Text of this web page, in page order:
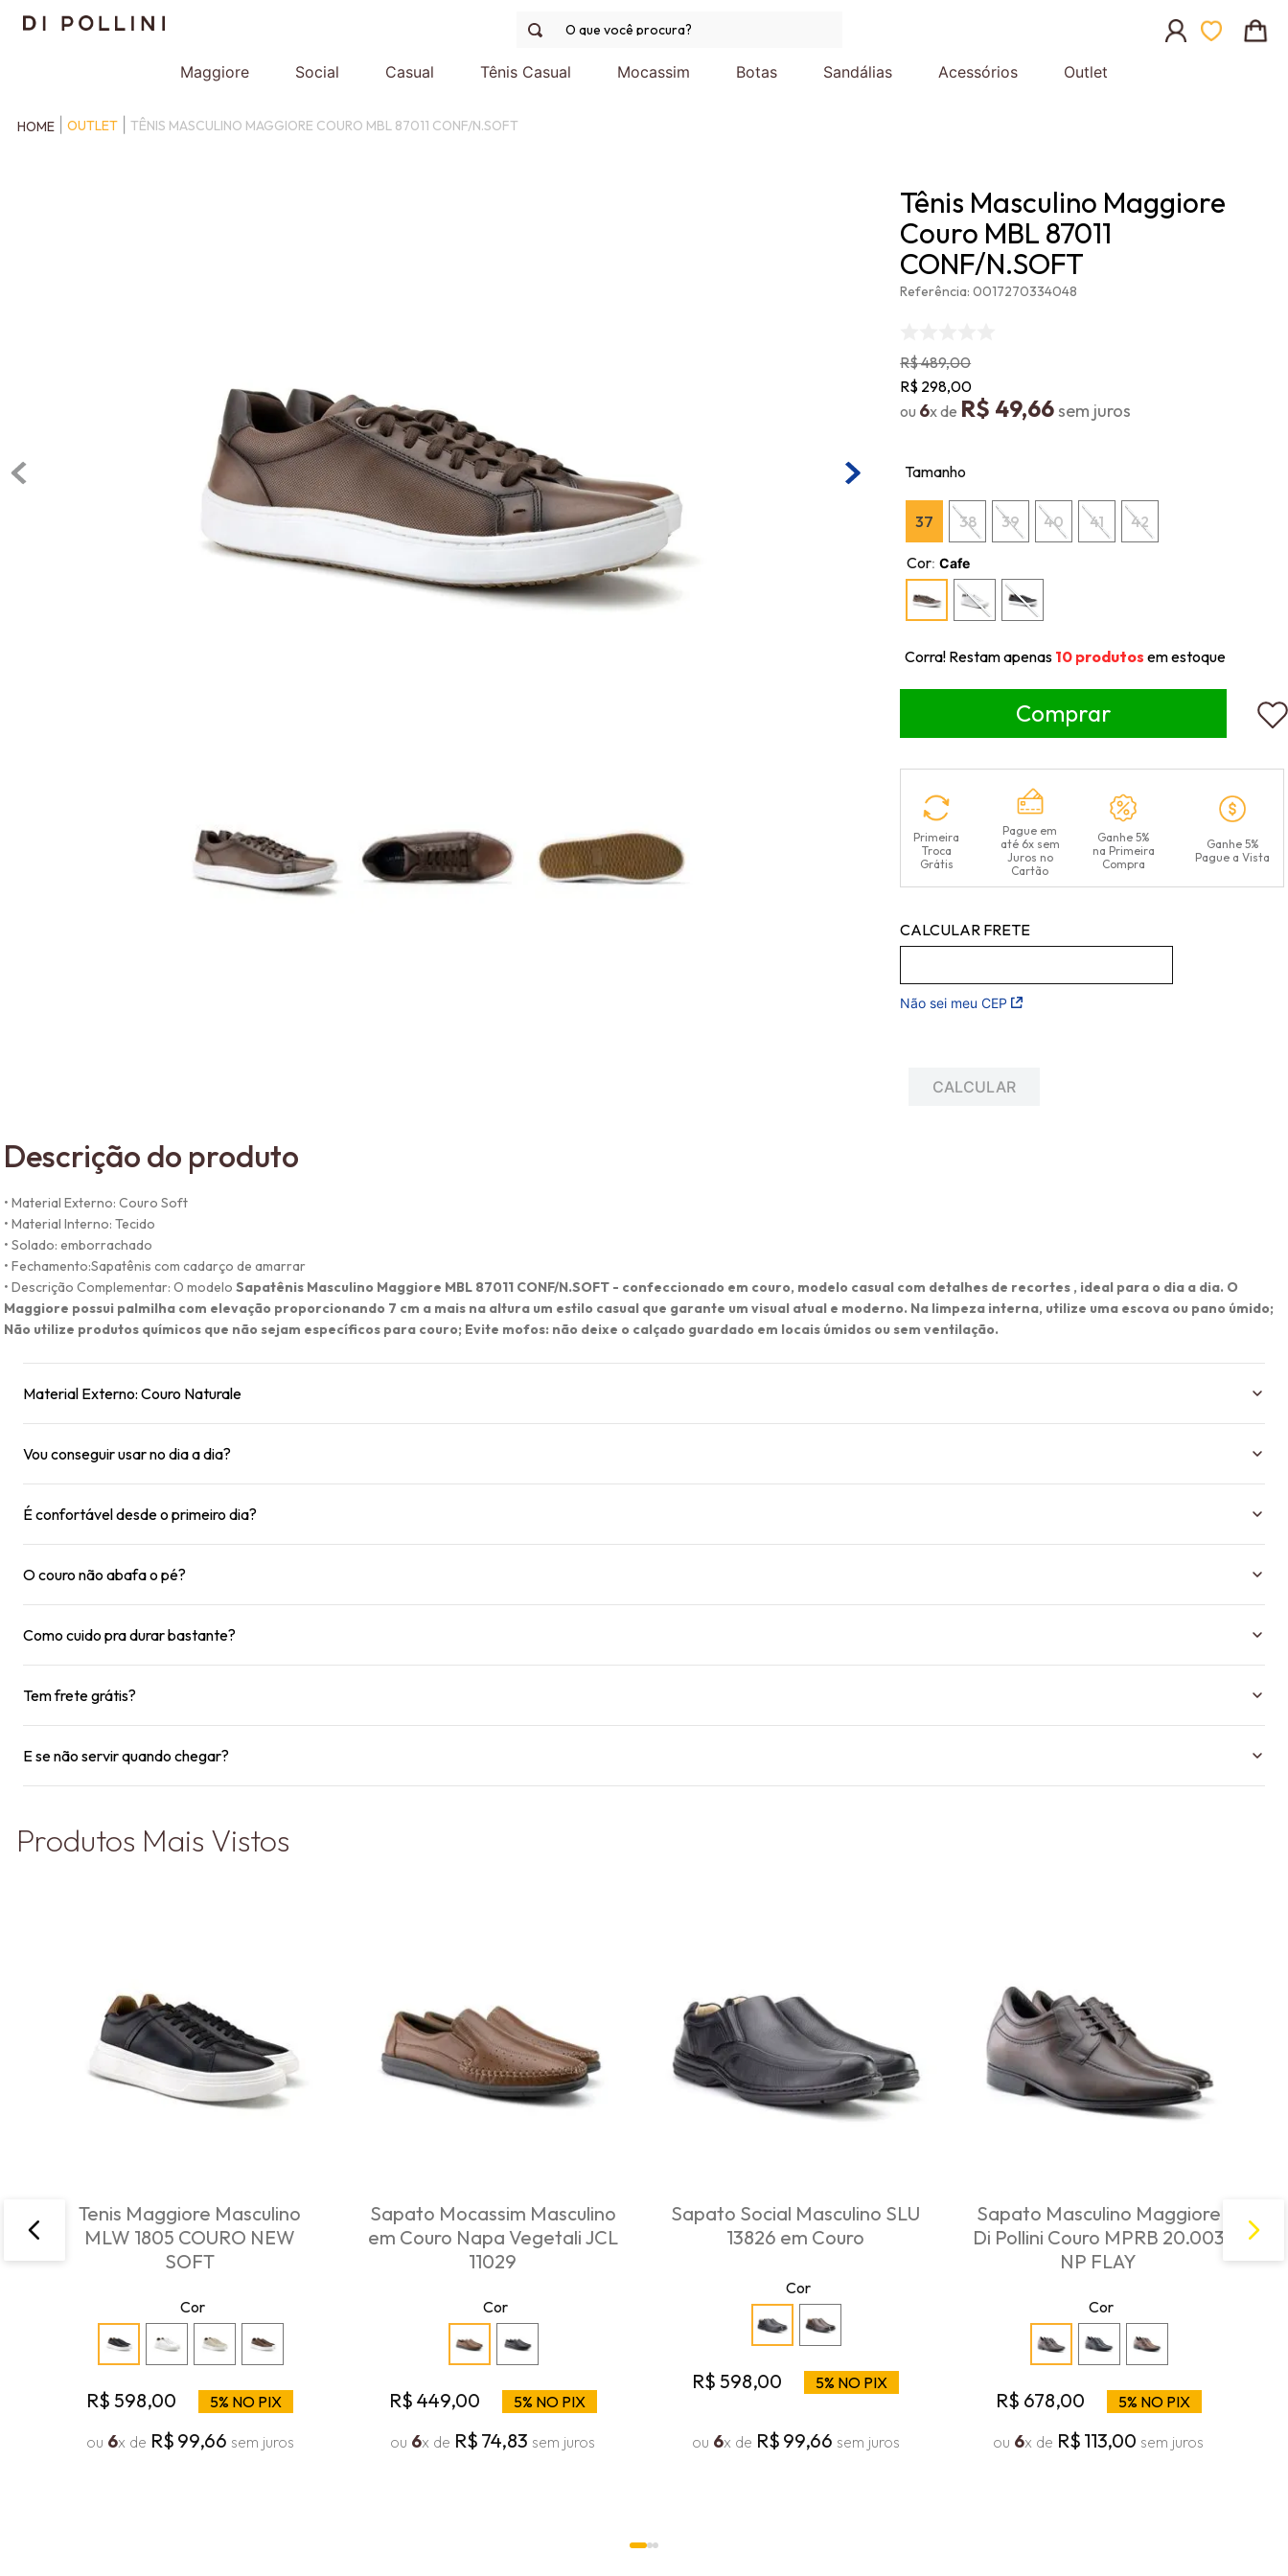
O que você procura?
Maggiore Social Casual Tênis Casual Mocassim Botas Sandálias Acessórios Outlet
OUTLET TÊNIS MASCULINO MAGGIORE COURO MBL 87011 CONF/N.SOFT
Tênis Masculino Maggiore
Couro MBL 87011
CONF/N.SOFT
Referência:0017270334048
R$489,00
R$ 298,00
6 R$ 49,66
Tamanho
Cor: Cafe
37 38 39 40 41 42
Corra! Restam apenas 10 produtos em estoque
Primeira
Troca
Grátis
Pague em
até 6x sem
Juros no
Cartão
Ganhe 5%
na Primeira
Compra
Ganhe 5%
Pague a Vista
Não sei meu CEP
Descrição do produto
• Material Externo: Couro Soft
• Material Interno: Tecido
• Solado: emborrachado
• Fechamento:Sapatênis com cadarço de amarrar
• Descrição Complementar: O modelo Sapatênis Masculino Maggiore MBL 87011 CONF/N.SOFT - confeccionado em couro, modelo casual com detalhes de recortes , ideal para o dia a dia. O
Maggiore possui palmilha com elevação proporcionando 7 cm a mais na altura um estilo casual que garante um visual atual e moderno. Na limpeza interna, utilize uma escova ou pano úmido;
Não utilize produtos químicos que não sejam específicos para couro; Evite mofos: não deixe o calçado guardado em locais úmidos ou sem ventilação.
Material Externo: Couro Naturale
Vou conseguir usar no dia a dia?
É confortável desde o primeiro dia?
O couro não abafa o pé?
Como cuido pra durar bastante?
Tem frete grátis?
E se não servir quando chegar?
Produtos Mais Vistos
Tenis Maggiore Masculino
MLW 1805 COURO NEW
SOFT
Cor
R$ 598,00 5% NO PIX
ou 6x de R$ 99,66 sem juros
Sapato Mocassim Masculino
em Couro Napa Vegetali JCL
11029
Cor
R$ 449,00 5% NO PIX
ou 6x de R$ 74,83 sem juros
Sapato Social Masculino SLU
13826 em Couro
Cor
R$ 598,00 5% NO PIX
ou 6x de R$ 99,66 sem juros
Sapato Masculino Maggiore
Di Pollini Couro MPRB 20.003
NP FLAY
Cor
R$ 678,00 5% NO PIX
ou 6x de R$ 113,00 sem juros